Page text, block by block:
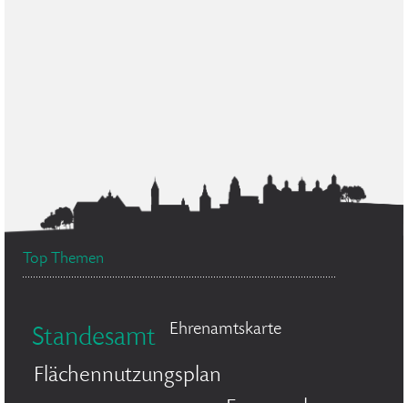
Top Themen
Standesamt Ehrenamtskarte
Flächennutzungsplan